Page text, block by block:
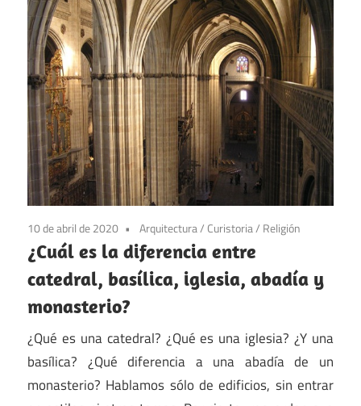
10 de abril de 2020 Arquitectura/ Curistoria/ Religión
¿Cuál es la diferencia entre
catedral, basílica, iglesia, abadía y
monasterio?
¿Qué es una catedral? ¿Qué es una iglesia? ¿Y una
basílica? ¿Qué diferencia a una abadía de un
monasterio? Hablamos sólo de edificios, sin entrar